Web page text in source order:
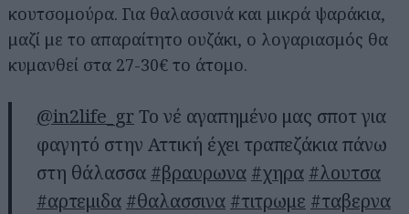
κουτσομούρα. Για θαλασσινά και μικρά ψαράκια,
μαζί με το απαραίτητο ουζάκι, ο λογαριασμός θα
κυμανθεί στα 27-30€ το άτομο.
@in2life_grΤο νέ αγαπημένο μας σποτ για
φαγητό στην Αττική έχει τραπεζάκια πάνω
στη θάλασσα #βραυρωνα #χηρα #λουτσα
#αρτεμιδα #θαλασσινα #τιτρωμε #ταβερνα